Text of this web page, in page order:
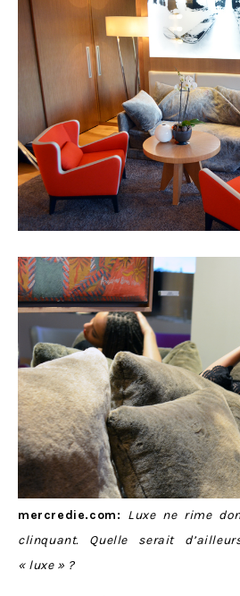
mercredie.com: Luxe ne rime
clinquant. Quelle serait
« luxe » ?